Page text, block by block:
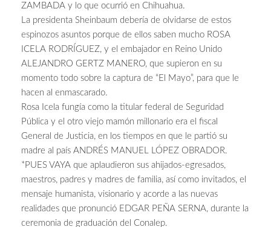
ZAMBADA y lo que ocurrió en Chihuahua.
La presidenta Sheinbaum debería de olvidarse de estos
espinozos asuntos porque de ellos saben mucho ROSA
ICELA RODRÍGUEZ, y el embajador en Reino Unido
ALEJANDRO GERTZ MANERO, que supieron en su
momento todo sobre la captura de “El Mayo”, para que le
hacen al enmascarado.
Rosa Icela fungía como la titular federal de Seguridad
Pública y el otro viejo mamón millonario era el fiscal
General de Justicia, en los tiempos en que le partió su
madre al país ANDRÉS MANUEL LÓPEZ OBRADOR.
*PUES VAYA que aplaudieron sus ahijados-egresados,
maestros, padres y madres de familia, así como invitados, el
mensaje humanista, visionario y acorde a las nuevas
realidades que pronunció EDGAR PEÑA SERNA, durante la
ceremonia de graduación del Conalep.